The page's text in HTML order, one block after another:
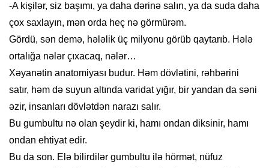
-A kişilər, siz başımı, ya daha dərinə salın, ya da suda daha
çox saxlayın, mən orda heç nə görmürəm.
Gördü, sən demə, hələlik üç milyonu görüb qaytarıb. Hələ
ortalığa nələr çıxacaq, nələr…
Xəyanətin anatomiyası budur. Həm dövlətini, rəhbərini
satır, həm də suyun altında varidat yığır, bir yandan da səni
əzir, insanları dövlətdən narazı salır.
Bu gumbultu nə olan şeydir ki, hamı ondan diksinir, hamı
ondan ehtiyat edir.
Bu da son. Elə bilirdilər gumbultu ilə hörmət, nüfuz